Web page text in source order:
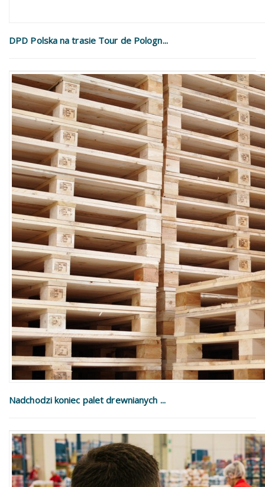
DPD Polska na trasie Tour de Pologn...
Nadchodzi koniec palet drewnianych ...